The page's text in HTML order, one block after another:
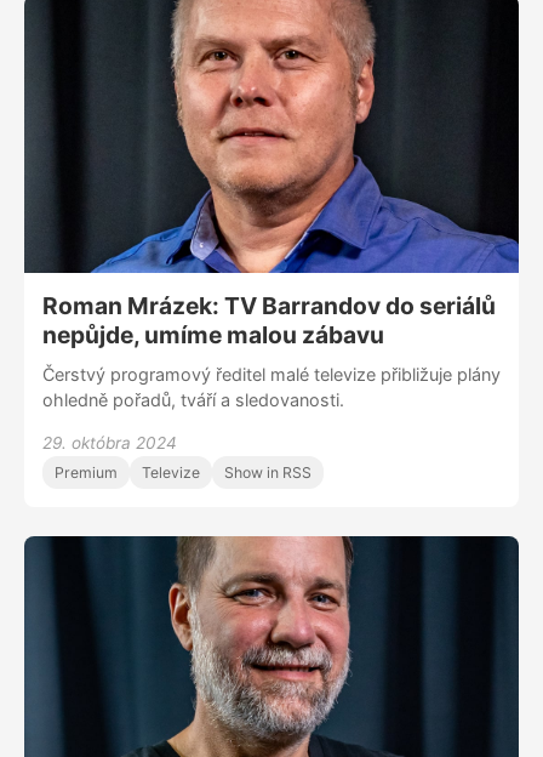
Roman Mrázek: TV Barrandov do seriálů
nepůjde, umíme malou zábavu
Čerstvý programový ředitel malé televize přibližuje plány
ohledně pořadů, tváří a sledovanosti.
29. októbra 2024
Premium Televize Show in RSS